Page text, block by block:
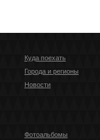
Куда поехать
Города и регионы
Новости
Фотоальбомы